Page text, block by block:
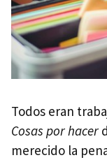
Todos eran
Cosas por hacer
merecido la